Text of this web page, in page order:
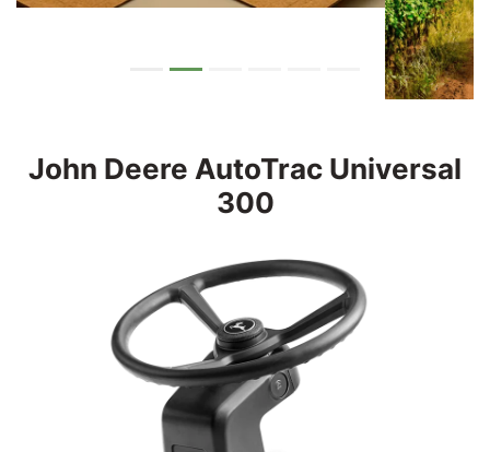
John Deere AutoTrac Universal
300